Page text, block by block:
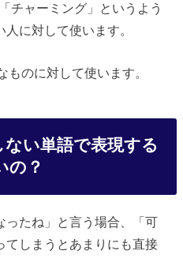
チャーミング」というよう
に対して使います。
ものに対して使います。
ない単語で表現する
の？
ったね」と言う場合、「可
てしまうとあまりにも直接